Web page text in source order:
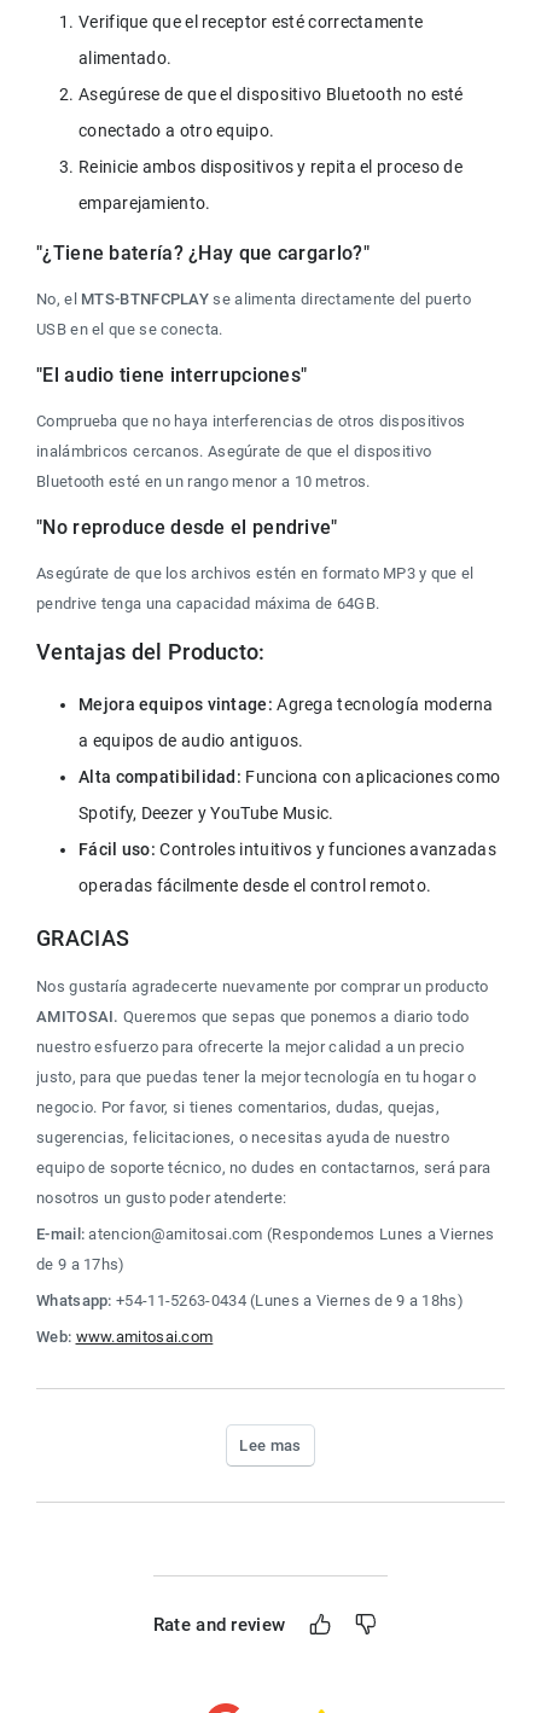
Verifique que el receptor esté correctamente
alimentado.
Asegúrese de que el dispositivo Bluetooth no esté
conectado a otro equipo.
Reinicie ambos dispositivos y repita el proceso de
emparejamiento.
"¿Tiene batería? ¿Hay que cargarlo?"
No, el MTS-BTNFCPLAY se alimenta directamente del puerto
USB en el que se conecta.
"El audio tiene interrupciones"
Comprueba que no haya interferencias de otros dispositivos
inalámbricos cercanos. Asegúrate de que el dispositivo
Bluetooth esté en un rango menor a 10 metros.
"No reproduce desde el pendrive"
Asegúrate de que los archivos estén en formato MP3 y que el
pendrive tenga una capacidad máxima de 64GB.
Ventajas del Producto:
Mejora equipos vintage: Agrega tecnología moderna
a equipos de audio antiguos.
Alta compatibilidad: Funciona con aplicaciones como
Spotify, Deezer y YouTube Music.
Fácil uso: Controles intuitivos y funciones avanzadas
operadas fácilmente desde el control remoto.
GRACIAS
Nos gustaría agradecerte nuevamente por comprar un producto
AMITOSAI. Queremos que sepas que ponemos a diario todo
nuestro esfuerzo para ofrecerte la mejor calidad a un precio
justo, para que puedas tener la mejor tecnología en tu hogar o
negocio. Por favor, si tienes comentarios, dudas, quejas,
sugerencias, felicitaciones, o necesitas ayuda de nuestro
equipo de soporte técnico, no dudes en contactarnos, será para
nosotros un gusto poder atenderte:
E-mail: atencion@amitosai.com (Respondemos Lunes a Viernes
de 9 a 17hs)
Whatsapp: +54-11-5263-0434 (Lunes a Viernes de 9 a 18hs)
Web: www.amitosai.com
Lee mas
Rate and review